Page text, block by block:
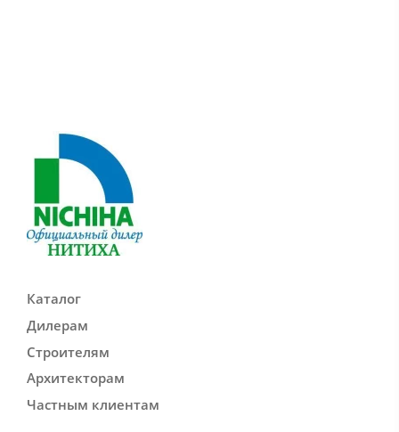
Каталог
Дилерам
Строителям
Архитекторам
Частным клиентам